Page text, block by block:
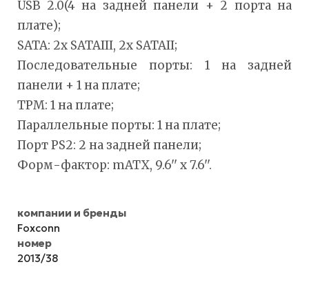
USB 2.0(4 на задней панели + 2 порта на
плате);
SATA: 2x SATAIII, 2x SATAII;
Последовательные порты: 1 на задней
панели + 1 на плате;
TPM: 1 на плате;
Параллельные порты: 1 на плате;
Порт PS2: 2 на задней панели;
Форм-фактор: mATX, 9.6'' x 7.6''.
компании и бренды
Foxconn
номер
2013/38